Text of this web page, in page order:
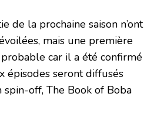
de la prochaine saison n’ont
mais une première
car il a été confirmé
épisodes seront diffusés
spin-off, The Book of Boba